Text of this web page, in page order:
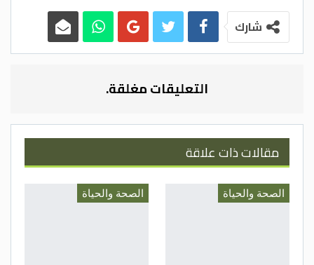
التي يجب عليكم الانتباه
لها:
نزيف من فتحة الشرج، أو وجود دم مع البراز
اضطرابات في البطن، مثل وجود تشنجات، أو
غازات، أو آلام لفترة طويلة
الشعور بعدم إفراغ البطن كاملاً عند التبرز
تغير في الخروج، أي المعاناة من الإسهال،
أو الإمساك، أو تغير في طبيعة البراز لأكثر
من أسبوعين
شارك
التعليقات مغلقة.
مقالات ذات علاقة
الصحة والحياة الصحة والحياة